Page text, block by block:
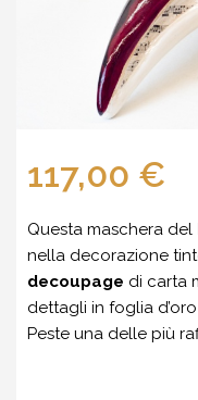
117,00 €
Questa maschera del
nella decorazione
decoupage di carta
dettagli in foglia
Peste una delle più